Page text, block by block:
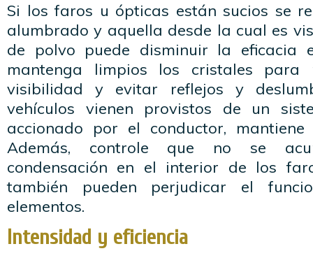
Si los faros u ópticas están sucios se
alumbrado y aquella desde la cual es
de polvo puede disminuir la eficacia
mantenga limpios los cristales para
visibilidad y evitar reflejos y
vehículos vienen provistos de un
accionado por el conductor,
Además, controle que no se
condensación en el interior de los
también pueden perjudicar el
elementos.
Intensidad y eficiencia